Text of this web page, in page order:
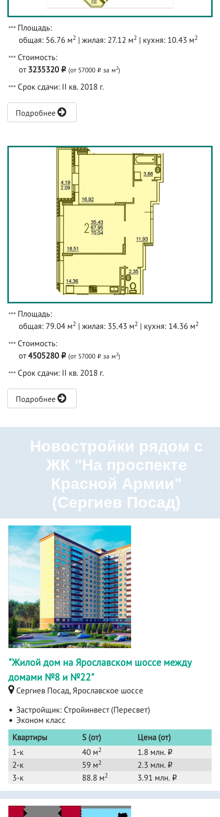
Площадь:
общая: 56.76 м2 | жилая: 27.12 м2 | кухня: 10.43 м2
Стоимость:
от3235320 o (от 57000 o за м2)
Срок сдачи: II кв. 2018 г.
Подробнее
Площадь:
общая: 79.04 м2 | жилая: 35.43 м2 | кухня: 14.36 м2
Стоимость:
от4505280 o (от 57000 o за м2)
Срок сдачи: II кв. 2018 г.
Подробнее
Новостройки рядом с
ЖК "На проспекте
Красной Армии"
(Сергиев Посад)
"Жилой дом на Ярославском шоссе между
домами №8 и №22"
Сергиев Посад, Ярославское шоссе
Застройщик: Стройинвест (Пересвет)
Эконом класс
Квартиры
S (от)
Цена (от)
1-к
40 м2 1.8 млн. o
2-к 59 м2 2.3 млн. o
3-к 88.8 м2 3.91 млн. o